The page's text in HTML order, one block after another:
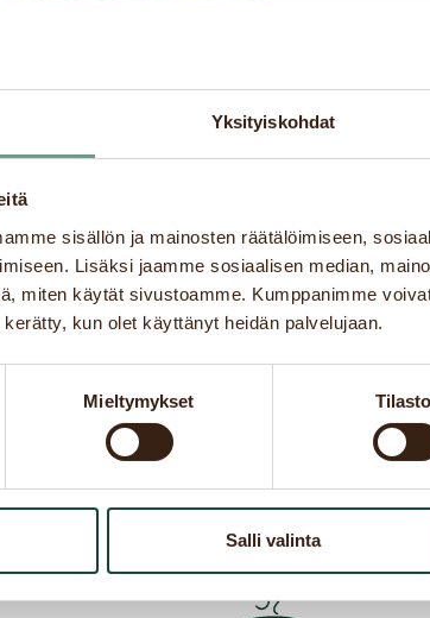
Yksityiskohdat
sisällön ja mainosten räätälöimiseen,
Lisäksi jaamme sosiaalisen median,
miten käytät sivustoamme. Kumppanimme
kun olet käyttänyt heidän palvelujaan.
Mieltymykset
Salli valinta